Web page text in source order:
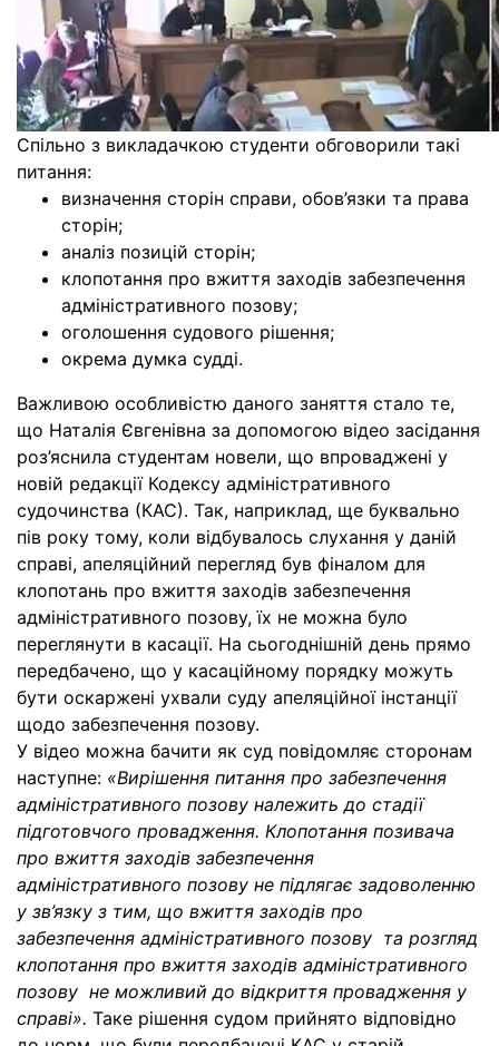
Спільно з викладачкою студенти обговорили такі
питання:
визначення сторін справи, обов’язки та права
сторін;
аналіз позицій сторін;
клопотання про вжиття заходів забезпечення
адміністративного позову;
оголошення судового рішення;
окрема думка судді.
Важливою особливістю даного заняття стало те,
що Наталія Євгенівна за допомогою відео засідання
роз’яснила студентам новели, що впроваджені у
новій редакції Кодексу адміністративного
судочинства (КАС). Так, наприклад, ще буквально
пів року тому, коли відбувалось слухання у даній
справі, апеляційний перегляд був фіналом для
клопотань про вжиття заходів забезпечення
адміністративного позову, їх не можна було
переглянути в касації. На сьогоднішній день прямо
передбачено, що у касаційному порядку можуть
бути оскаржені ухвали суду апеляційної інстанції
щодо забезпечення позову.
У відео можна бачити як суд повідомляє сторонам
наступне: «Вирішення питання про забезпечення
адміністративного позову належить до стадії
підготовчого провадження. Клопотання позивача
про вжиття заходів забезпечення
адміністративного позову не підлягає задоволенню
у зв’язку з тим, що вжиття заходів про
забезпечення адміністративного позову та розгляд
клопотання про вжиття заходів адміністративного
позову не можливий до відкриття провадження у
справі». Таке рішення судом прийнято відповідно